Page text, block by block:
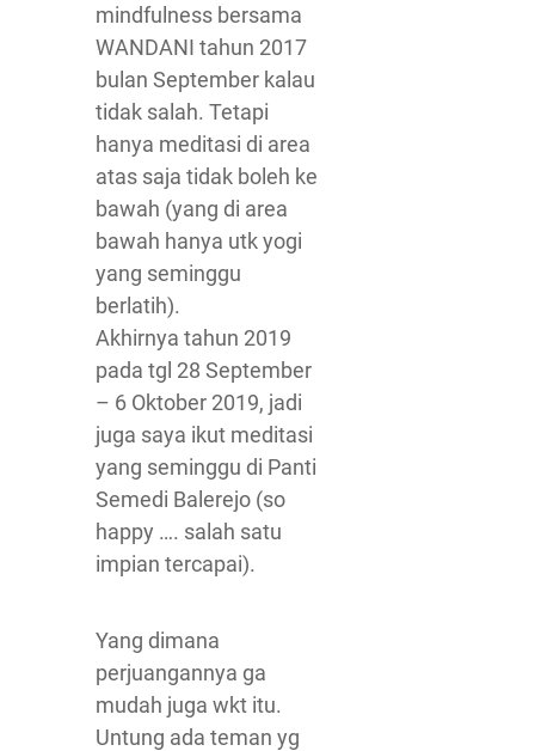
mindfulness bersama
WANDANI tahun 2017
bulan September kalau
tidak salah. Tetapi
hanya meditasi di area
atas saja tidak boleh ke
bawah (yang di area
bawah hanya utk yogi
yang seminggu
berlatih).
Akhirnya tahun 2019
pada tgl 28 September
– 6 Oktober 2019, jadi
juga saya ikut meditasi
yang seminggu di Panti
Semedi Balerejo (so
happy …. salah satu
impian tercapai).
Yang dimana
perjuangannya ga
mudah juga wkt itu.
Untung ada teman yg